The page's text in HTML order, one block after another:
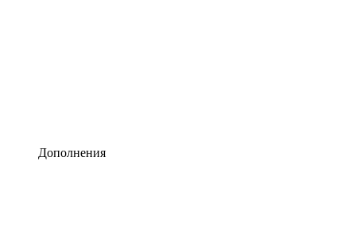
Дополнения